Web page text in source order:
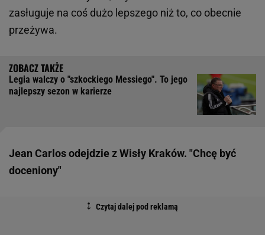
zasługuje na coś dużo lepszego niż to, co obecnie
przeżywa.
Legia walczy o "szkockiego Messiego". To jego
najlepszy sezon w karierze
Jean Carlos odejdzie z Wisły Kraków. "Chcę być
doceniony"